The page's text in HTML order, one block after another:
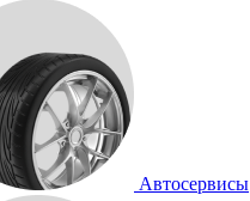
Автосервисы